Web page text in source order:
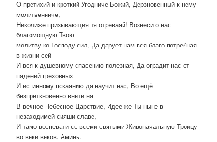
О претихий и кроткий Угодниче Божий, Дерзновенный к нему
молитвенниче,
Николиже призывающия тя отреваяй! Вознеси о нас
благомощную Твою
молитву ко Господу сил, Да дарует нам вся благо потребная
в жизни сей
И вся к душевному спасению полезная, Да оградит нас от
падений греховных
И истинному покаянию да научит нас, Во ещё
безпреткновенно внити на
В вечное Небесное Царствие, Идее же Ты ныне в
незаходимей сияши славе,
И тамо воспевати со всеми святыми Живоначальную Троицу
во веки веков. Аминь.